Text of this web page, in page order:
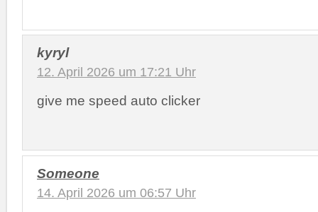
kyryl
12. April 2026 um 17:21 Uhr
give me speed auto clicker
Someone
14. April 2026 um 06:57 Uhr